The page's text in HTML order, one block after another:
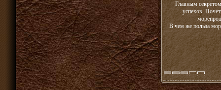
Главным
успехов.
В чем же польза